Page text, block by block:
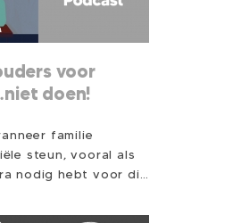
de top vielen.
die tip ertussen die jij
voor
doen!
familie
steun, vooral als
nodig hebt voor die
geste